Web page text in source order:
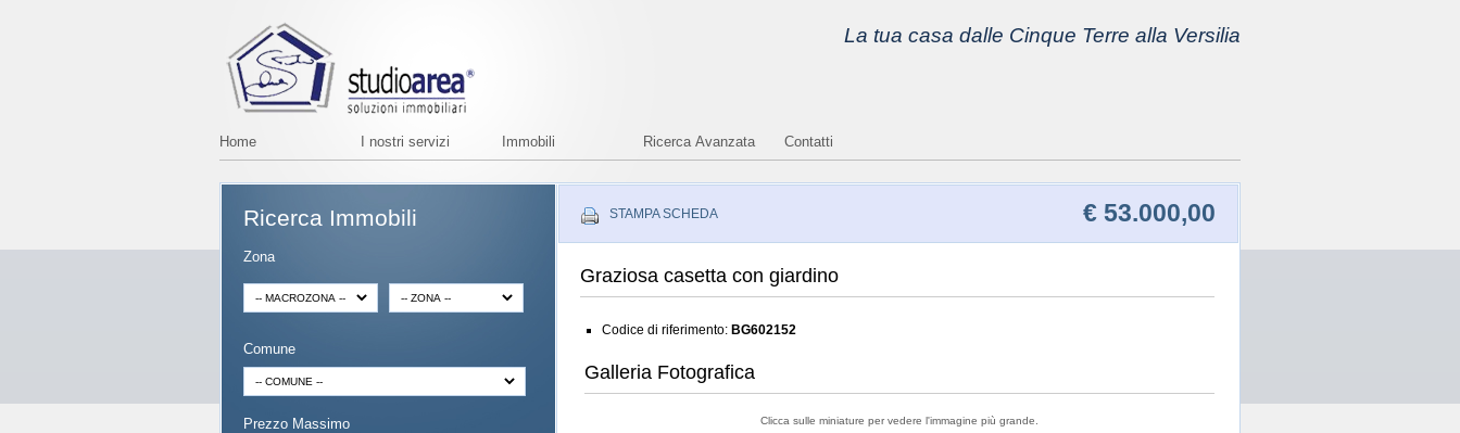
La tua casa dalle Cinque Terre alla Versilia
Home I nostri servizi Immobili Ricerca Avanzata Contatti
Ricerca Immobili
Zona
Comune
Prezzo Massimo
STAMPA SCHEDA € 53.000,00
Graziosa casetta con giardino
Codice di riferimento: BG602152
Galleria Fotografica
Clicca sulle miniature per vedere l'immagine più grande.